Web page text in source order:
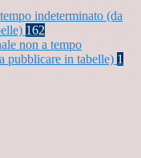
indeterminato (da
162
non a tempo
pubblicare in tabelle) 1